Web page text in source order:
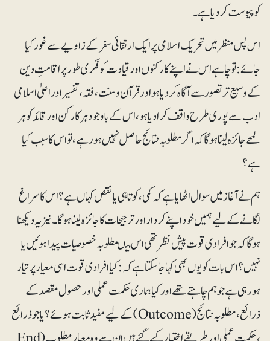
کوپیوست کر دیا ہے۔
اس پس منظر میں تحریک اسلامی پر ایک ارتقائی سفرکے زاویے سے غور کیا
جائے: تو چاہے اس نے اپنے کارکنوں اور قیادت کوفکری طور پر اقامتِ دین
کے وسیع تر تصور سے آگاہ کر دیا ہو اور قرآن و سنت ، فقہ ، تفسیر اور اعلیٰ اسلامی
ادب سے پوری طرح واقف کرا دیا ہو، اس کے باوجود ہرکارکن اور قائد کو ہر
لمحے جائزہ لینا ہو گا کہ اگر مطلوبہ نتائج حاصل نہیں ہو رہے، تو اس کا سبب کیا
ہے ؟
ہم نے آغا ز میں سوال اٹھایا ہے کہ کمی، کوتاہی یا نقص کہاں ہے ؟ اس کا سراغ
لگانے کے لیے ہمیں خود اپنے کردار اور ترجیحات کاجائزہ لینا ہوگا۔ نیز یہ دیکھنا
ہو گاکہ جو افرادی قوت پیش نظر تھی اس میںمطلوبہ خصوصیات پیدا ہوئیں یا
نہیں؟ اس بات کو یوں بھی کہا جاسکتا ہے کہ: کیا افرادی قوت اسی معیار پر تیار
ہورہی ہے جو ہم چاہتے تھے اور کیا ہماری حکمت عملی اور حصول مقصد کے
ذرائع، مطلوبہ نتائج ( Outcome) کے لیے مفید ثابت ہوئے؟ یا جو ذرائع